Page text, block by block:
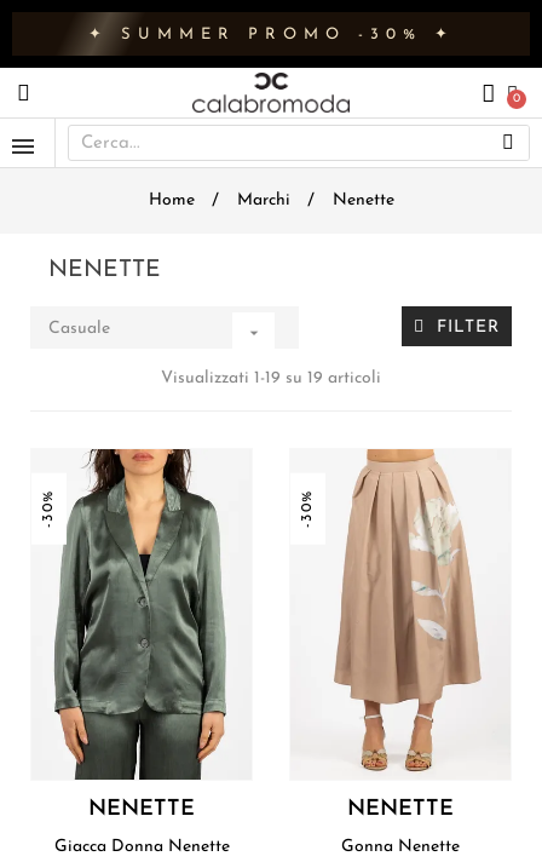
✦ SUMMER PROMO -30% ✦
Home Marchi Nenette
NENETTE
Casuale  FILTER
Visualizzati 1-19 su 19 articoli
-30%
NENETTE
Giacca Donna Nenette
-30%
NENETTE
Gonna Nenette